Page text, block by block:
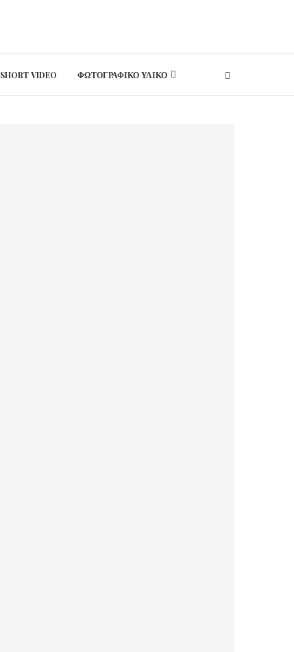
SHORT VIDEO ΦΩΤΟΓΡΑΦΙΚΟ ΥΛΙΚΟ